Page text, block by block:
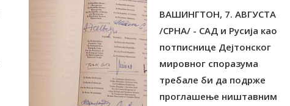
НИШТАВНИМ И
АФИРМИШУ ПРАВО
САМОПРЕДЈЕЉЕЊЕ
ВАШИНГТОН, 7. АВГУСТА
/СРНА/ - САД и Русија као
потписнице Дејтонског
мировног споразума
требале би да подрже
проглашење ништавним